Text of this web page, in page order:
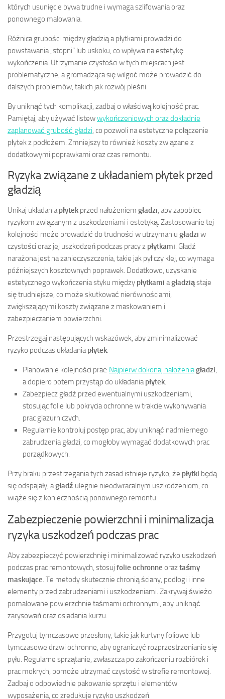
których usunięcie bywa trudne i wymaga szlifowania oraz
ponownego malowania.
Różnica grubości między gładzią a płytkami prowadzi do
powstawania „stopni” lub uskoku, co wpływa na estetykę
wykończenia. Utrzymanie czystości w tych miejscach jest
problematyczne, a gromadząca się wilgoć może prowadzić do
dalszych problemów, takich jak rozwój pleśni.
By uniknąć tych komplikacji, zadbaj o właściwą kolejność prac.
Pamiętaj, aby używać listewwykończeniowych oraz dokładnie
zaplanować grubość gładzi , co pozwoli na estetyczne połączenie
płytek z podłożem. Zmniejszy to również koszty związane z
dodatkowymi poprawkami oraz czas remontu.
Ryzyka związane z układaniem płytek przed
gładzią
Unikaj układania płytek przed nałożeniem gładzi , aby zapobiec
ryzykom związanym z uszkodzeniami i estetyką. Zastosowanie tej
kolejności może prowadzić do trudności w utrzymaniu gładzi w
czystości oraz jej uszkodzeń podczas pracy z płytkami . Gładź
narażona jest na zanieczyszczenia, takie jak pył czy klej, co wymaga
późniejszych kosztownych poprawek. Dodatkowo, uzyskanie
estetycznego wykończenia styku między płytkami agładziąstaje
się trudniejsze, co może skutkować nierównościami,
zwiększającymi koszty związane z maskowaniem i
zabezpieczaniem powierzchni.
Przestrzegaj następujących wskazówek, aby zminimalizować
ryzyko podczas układania płytek:
Planowanie kolejności prac: Najpierw dokonaj nałożeniagładzi
a dopiero potem przystąp do układania płytek
Zabezpiecz gładź przed ewentualnymi uszkodzeniami,
stosując folie lub pokrycia ochronne w trakcie wykonywania
prac glazurniczych.
Regularnie kontroluj postęp prac, aby uniknąć nadmiernego
zabrudzenia gładzi, co mogłoby wymagać dodatkowych prac
porządkowych.
Przy braku przestrzegania tych zasad istnieje ryzyko, że płytki będą
się odspajały, agładź ulegnie nieodwracalnym uszkodzeniom, co
wiąże się z koniecznością ponownego remontu.
Zabezpieczenie powierzchni i minimalizacja
ryzyka uszkodzeń podczas prac
Aby zabezpieczyć powierzchnię i minimalizować ryzyko uszkodzeń
podczas prac remontowych, stosuj folie ochronne oraztaśmy
maskujące . Te metody skutecznie chronią ściany, podłogi i inne
elementy przed zabrudzeniami i uszkodzeniami. Zakrywaj świeżo
pomalowane powierzchnie taśmami ochronnymi, aby uniknąć
zarysowań oraz osiadania kurzu.
Przygotuj tymczasowe przesłony, takie jak kurtyny foliowe lub
tymczasowe drzwi ochronne, aby ograniczyć rozprzestrzenianie się
pyłu. Regularne sprzątanie, zwłaszcza po zakończeniu rozbiórek i
prac mokrych, pomoże utrzymać czystość w strefie remontowej.
Zadbaj o odpowiednie pakowanie sprzętu i elementów
wyposażenia, co zredukuje ryzyko uszkodzeń.